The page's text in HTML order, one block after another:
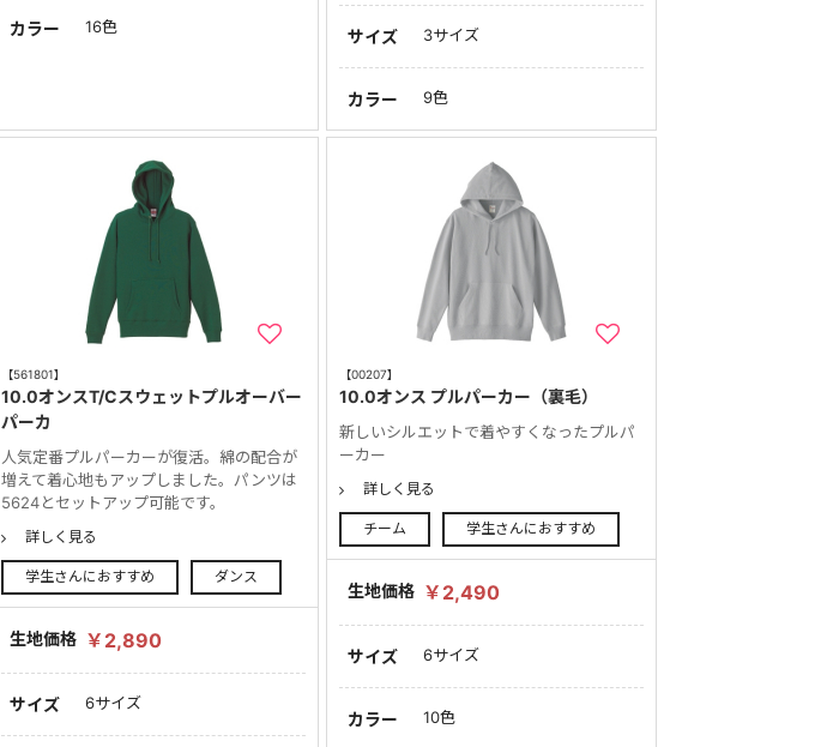
カラー 16色 サイズ 3サイズ
カラー 9色
【561801】
10.0オンスT/Cスウェットプルオーバー
パーカ
人気定番プルパーカーが復活。綿の配合が
増えて着心地もアップしました。パンツは
5624とセットアップ可能です。
詳しく見る
学生さんにおすすめ ダンス
生地価格 ￥2,890
サイズ 6サイズ
【00207】
10.0オンス プルパーカー（裏毛）
新しいシルエットで着やすくなったプルパ
ーカー
詳しく見る
チーム 学生さんにおすすめ
生地価格 ￥2,490
サイズ 6サイズ
カラー 10色